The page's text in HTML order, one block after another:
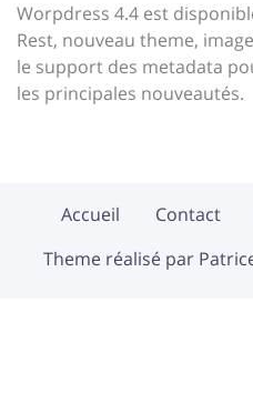
Worpdress 4.4 est
Rest, nouveau theme,
le support des metadata
les principales nouveautés.
Accueil Contact
Theme réalisé par